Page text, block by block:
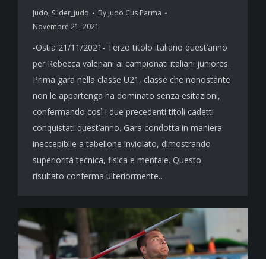
Judo, Slider_judo By Judo Cus Parma
Novembre 21, 2021
-Ostia 21/11/2021- Terzo titolo italiano quest’anno
per Rebecca valeriani ai campionati italiani juniores.
Prima gara nella classe U21, classe che nonostante
non le appartenga ha dominato senza esitazioni,
confermando così i due precedenti titoli cadetti
conquistati quest’anno. Gara condotta in maniera
ineccepibile a tabellone inviolato, dimostrando
superiorità tecnica, fisica e mentale. Questo
risultato conferma ulteriormente…